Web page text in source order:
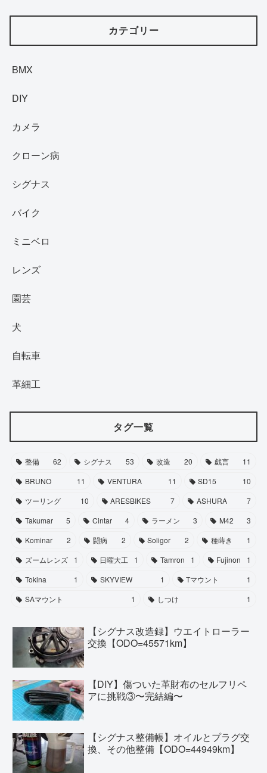
カテゴリー
BMX
DIY
カメラ
クローン病
シグナス
バイク
ミニベロ
レンズ
園芸
犬
自転車
革細工
タグ一覧
整備 62 シグナス 53 改造 20 戯言
11
BRUNO
11 VENTURA 11 SD15
10
ツーリング
10 ARESBIKES 7 ASHURA
7
Takumar
5 Cintar 4 ラーメン 3 M42
3
Kominar
2 闘病 2 Soligor 2 種蒔き
1
ズームレンズ
1 日曜大工 1 Tamron 1 Fujinon
1
Tokina
1 SKYVIEW 1 Tマウント
1
SAマウント
1 しつけ 1
【シグナス改造録】ウエイトローラー
交換【ODO=45571km】
【DIY】傷ついた革財布のセルフリペ
アに挑戦③〜完結編〜
【シグナス整備帳】オイルとプラグ交
換、その他整備【ODO=44949km】